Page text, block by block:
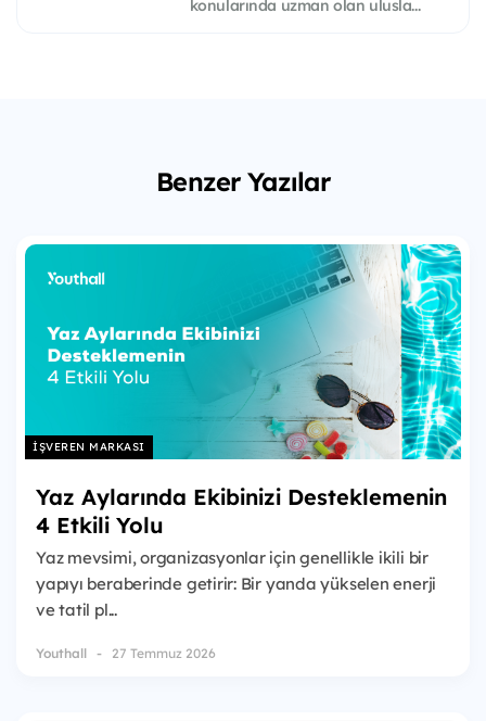
konularında uzman olan ulusla...
Benzer Yazılar
İŞVEREN MARKASI
Yaz Aylarında Ekibinizi Desteklemenin
4 Etkili Yolu
Yaz mevsimi, organizasyonlar için genellikle ikili bir
yapıyı beraberinde getirir: Bir yanda yükselen enerji
ve tatil pl...
Youthall 27 Temmuz 2026